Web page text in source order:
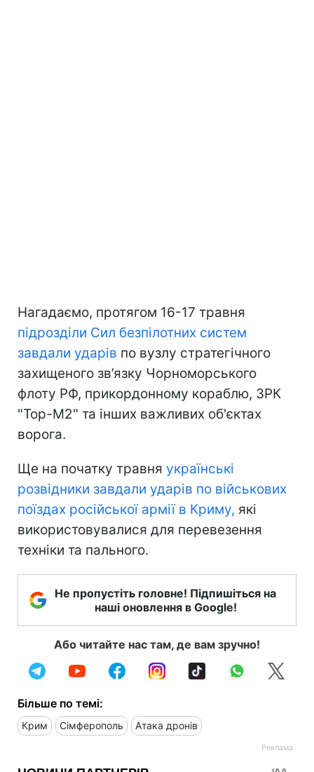
Нагадаємо, протягом 16-17 травня
підрозділи Сил безпілотних систем
завдали ударів по вузлу стратегічного
захищеного зв’язку Чорноморського
флоту РФ, прикордонному кораблю, ЗРК
"Тор-М2" та інших важливих об'єктах
ворога.
Ще на початку травня українські
розвідники завдали ударів по військових
поїздах російської армії в Криму, які
використовувалися для перевезення
техніки та пального.
Не пропустіть головне! Підпишіться на
наші оновлення в Google!
Або читайте нас там, де вам зручно!
Більше по темі:
Крим Сімферополь Атака дронів